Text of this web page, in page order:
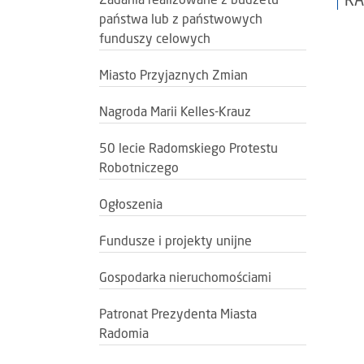
państwa lub z państwowych
funduszy celowych
Miasto Przyjaznych Zmian
Nagroda Marii Kelles-Krauz
50 lecie Radomskiego Protestu
Robotniczego
Ogłoszenia
Fundusze i projekty unijne
Gospodarka nieruchomościami
Patronat Prezydenta Miasta
Radomia